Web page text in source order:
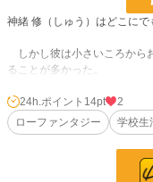
神緒 修（しゅう）はどこにで
しかし彼は小さいころから
ることが多かった。
〝自分〟は勇者と名乗り、仲
だがある日、修の夢に最後
なかったという後悔の中で息
それは修にとって遠い出来
気になる夢だったが、その日
24h.ポイント 14pt
2
ローファンタジー
学校生